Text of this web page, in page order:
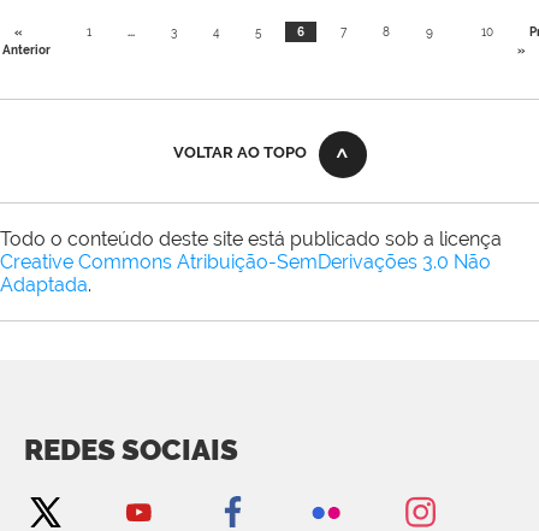
«
Anterior
1 ... 3 4 5 6 7 8 9 10
»
VOLTAR AO TOPO
Todo o conteúdo deste site está publicado sob a licença
Creative Commons Atribuição-SemDerivações 3.0 Não
Adaptada.
REDES SOCIAIS